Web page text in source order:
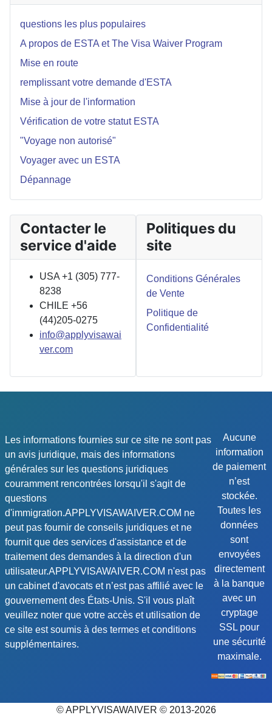
questions les plus populaires
A propos de ESTA et The Visa Waiver Program
Mise en route
remplissant votre demande d'ESTA
Mise à jour de l'information
Vérification de votre statut ESTA
"Voyage non autorisé"
Voyager avec un ESTA
Dépannage
Contacter le
service d'aide
USA +1 (305) 777-
8238
CHILE +56
(44)205-0275
info@applyvisawai
ver.com
Politiques du
site
Conditions Générales
de Vente
Politique de
Confidentialité
Les informations fournies sur ce site ne sont pas
un avis juridique, mais des informations
générales sur les questions juridiques
couramment rencontrées lorsqu'il s'agit de
questions
d'immigration.APPLYVISAWAIVER.COM ne
peut pas fournir de conseils juridiques et ne
fournit que des services d'assistance et de
traitement des demandes à la direction d'un
utilisateur.APPLYVISAWAIVER.COM n'est pas
un cabinet d'avocats et n’est pas affilié avec le
gouvernement des États-Unis. S'il vous plaît
veuillez noter que votre accès et utilisation de
ce site est soumis à des termes et conditions
supplémentaires.
Aucune
information
de paiement
n’est
stockée.
Toutes les
données
sont
envoyées
directement
à la banque
avec un
cryptage
SSL pour
une sécurité
maximale.
© APPLYVISAWAIVER © 2013-2026